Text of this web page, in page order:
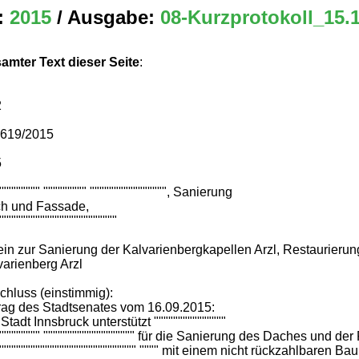
2015 / Ausgabe: 08-
Text dieser Seite:
2015
""""""""" """""""""""""""", Sanierung
und Fassade,
zur Sanierung der Kalvarienbergkapellen Arzl,
Arzl
(einstimmig):
des Stadtsenates vom 16.09.2015:
Innsbruck unterstützt """""""""""""""
""""""""""""""""""" für die Sanierung des Daches und der
"""" mit einem nicht rückzahlbaren